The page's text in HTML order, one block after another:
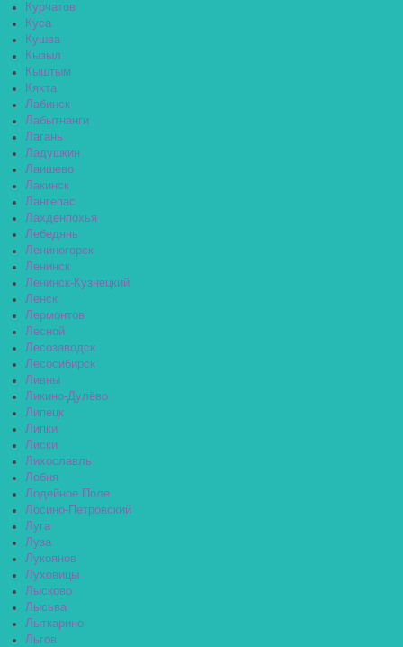
Курчатов
Куса
Кушва
Кызыл
Кыштым
Кяхта
Лабинск
Лабытнанги
Лагань
Ладушкин
Лаишево
Лакинск
Лангепас
Лахденпохья
Лебедянь
Лениногорск
Ленинск
Ленинск-Кузнецкий
Ленск
Лермонтов
Лесной
Лесозаводск
Лесосибирск
Ливны
Ликино-Дулёво
Липецк
Липки
Лиски
Лихославль
Лобня
Лодейное Поле
Лосино-Петровский
Луга
Луза
Лукоянов
Луховицы
Лысково
Лысьва
Лыткарино
Льгов